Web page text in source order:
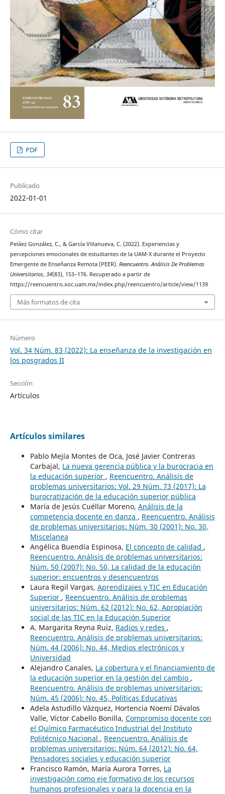
PDF
Publicado
2022-01-01
Cómo citar
Peláez González, C., & García Villanueva, C. (2022). Experiencias y
percepciones emocionales de estudiantes de la UAM-X durante el Proyecto
Emergente de Enseñanza Remota (PEER). Reencuentro. Análisis De Problemas
Universitarios, 34(83), 153–176. Recuperado a partir de
https://reencuentro.xoc.uam.mx/index.php/reencuentro/article/view/1139
Más formatos de cita
Número
Vol. 34 Núm. 83 (2022): La enseñanza de la investigación en
los posgrados II
Sección
Artículos
Artículos similares
Pablo Mejía Montes de Oca, José Javier Contreras
Carbajal, La nueva gerencia pública y la burocracia en
la educación superior , Reencuentro. Análisis de
problemas universitarios: Vol. 29 Núm. 73 (2017): La
burocratización de la educación superior pública
María de Jesús Cuéllar Moreno, Análisis de la
competencia docente en danza , Reencuentro. Análisis
de problemas universitarios: Núm. 30 (2001): No. 30,
Miscelanea
Angélica Buendía Espinosa, El concepto de calidad ,
Reencuentro. Análisis de problemas universitarios:
Núm. 50 (2007): No. 50, La calidad de la educación
superior: encuentros y desencuentros
Laura Regil Vargas, Aprendizajes y TIC en Educación
Superior , Reencuentro. Análisis de problemas
universitarios: Núm. 62 (2012): No. 62, Apropiación
social de las TIC en la Educación Superior
A. Margarita Reyna Ruiz, Radios y redes ,
Reencuentro. Análisis de problemas universitarios:
Núm. 44 (2006): No. 44, Medios electrónicos y
Universidad
Alejandro Canales, La cobertura y el financiamiento de
la educación superior en la gestión del cambio ,
Reencuentro. Análisis de problemas universitarios:
Núm. 45 (2006): No. 45, Políticas Educativas
Adela Astudillo Vázquez, Hortencia Noemí Dávalos
Valle, Víctor Cabello Bonilla, Compromiso docente con
el Químico Farmacéutico Industrial del Instituto
Politécnico Nacional , Reencuentro. Análisis de
problemas universitarios: Núm. 64 (2012): No. 64,
Pensadores sociales y educación superior
Francisco Ramón, María Aurora Torres, La
investigación como eje formativo de los recursos
humanos profesionales y para la docencia en la